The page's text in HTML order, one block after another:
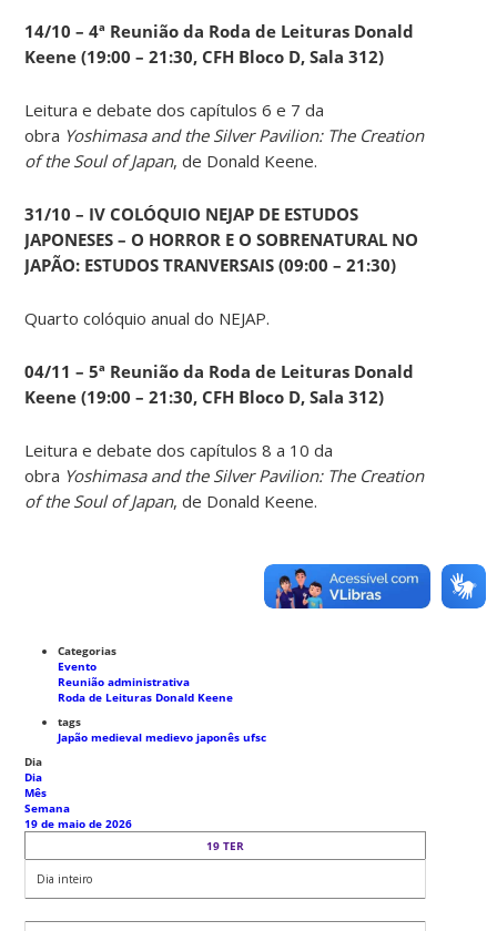
14/10 – 4ª Reunião da Roda de Leituras Donald
Keene (19:00 – 21:30, CFH Bloco D, Sala 312)
Leitura e debate dos capítulos 6 e 7 da
obra Yoshimasa and the Silver Pavilion: The Creation
of the Soul of Japan, de Donald Keene.
31/10 – IV COLÓQUIO NEJAP DE ESTUDOS
JAPONESES – O HORROR E O SOBRENATURAL NO
JAPÃO: ESTUDOS TRANVERSAIS (09:00 – 21:30)
Quarto colóquio anual do NEJAP.
04/11 – 5ª Reunião da Roda de Leituras Donald
Keene (19:00 – 21:30, CFH Bloco D, Sala 312)
Leitura e debate dos capítulos 8 a 10 da
obra Yoshimasa and the Silver Pavilion: The Creation
of the Soul of Japan, de Donald Keene.
Categorias
Evento
Reunião administrativa
Roda de Leituras Donald Keene
tags
Japão medievalmedievo japonêsufsc
Dia
Dia
Mês
Semana
19 de maio de 2026
19 TER
Dia inteiro